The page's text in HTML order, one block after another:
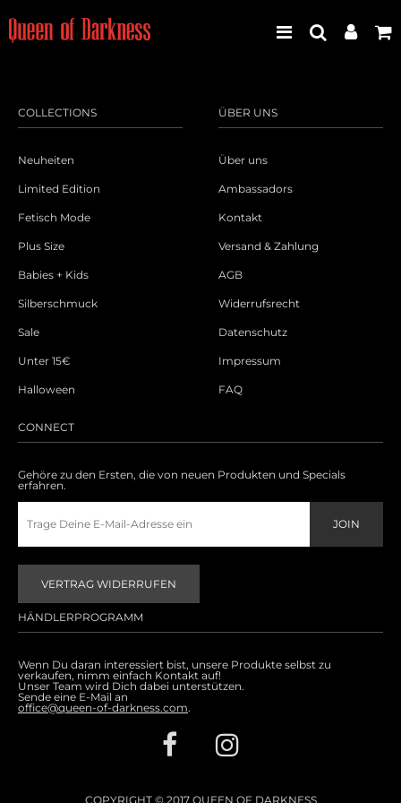
Neuheiten
Store Leipzig
COLLECTIONS
Neuheiten
Limited Edition
Fetisch Mode
Plus Size
Babies + Kids
Silberschmuck
Sale
Unter 15€
Halloween
ÜBER UNS
Über uns
Ambassadors
Kontakt
Versand & Zahlung
AGB
Widerrufsrecht
Datenschutz
Impressum
FAQ
CONNECT
Gehöre zu den Ersten, die von neuen Produkten und Specials
erfahren.
VERTRAG WIDERRUFEN
HÄNDLERPROGRAMM
Wenn Du daran interessiert bist, unsere Produkte selbst zu
verkaufen, nimm einfach Kontakt auf!
Unser Team wird Dich dabei unterstützen.
Sende eine E-Mail an
office@queen-of-darkness.com.
COPYRIGHT © 2017 QUEEN OF DARKNESS